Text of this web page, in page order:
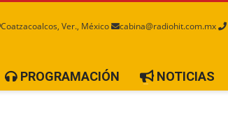
Coatzacoalcos, Ver., México cabina@radiohit.com.mx
PROGRAMACIÓN NOTICIAS